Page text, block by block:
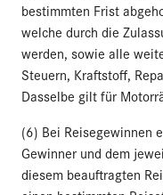
bestimmten Frist
welche durch die
werden, sowie alle
Steuern, Kraftstoff,
Dasselbe gilt für
(6) Bei Reisegewinnen
Gewinner und dem
diesem beauftragten